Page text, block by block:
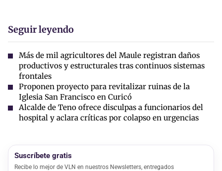
Seguir leyendo
Más de mil agricultores del Maule registran daños
productivos y estructurales tras continuos sistemas
frontales
Proponen proyecto para revitalizar ruinas de la
Iglesia San Francisco en Curicó
Alcalde de Teno ofrece disculpas a funcionarios del
hospital y aclara críticas por colapso en urgencias
Suscríbete gratis
Recibe lo mejor de VLN en nuestros Newsletters, entregados